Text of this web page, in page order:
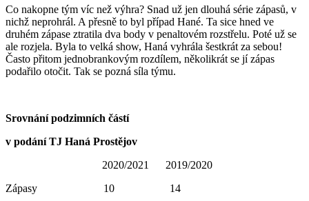
Co nakopne tým víc než výhra? Snad už jen dlouhá série zápasů, v
nichž neprohrál. A přesně to byl případ Hané. Ta sice hned ve
druhém zápase ztratila dva body v penaltovém rozstřelu. Poté už se
ale rozjela. Byla to velká show, Haná vyhrála šestkrát za sebou!
Často přitom jednobrankovým rozdílem, několikrát se jí zápas
podařilo otočit. Tak se pozná síla týmu.
Srovnání podzimních částí
v podání TJ Haná Prostějov
2020/2021 2019/2020
Zápasy 10 14